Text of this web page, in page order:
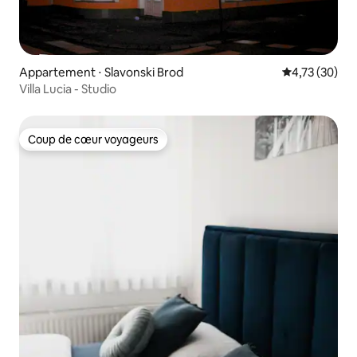
Appartement ⋅ Slavonski Brod Évaluation
4,73 (30)
Villa Lucia - Studio
Coup de cœur voyageurs
Coup de cœur voyageurs